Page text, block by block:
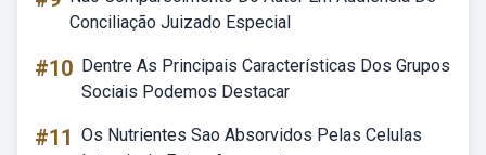
Conciliação Juizado Especial
#10 Dentre As Principais Características Dos Grupos
Sociais Podemos Destacar
#11 Os Nutrientes Sao Absorvidos Pelas Celulas